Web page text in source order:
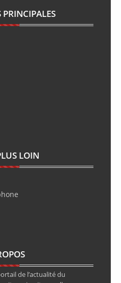
LOIN
de l’actualité du